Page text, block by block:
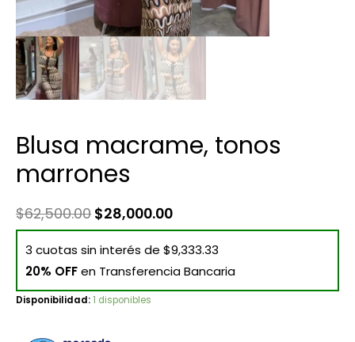
Blusa macrame, tonos
marrones
$62,500.00 $28,000.00
3 cuotas sin interés de $9,333.33
20% OFFen Transferencia Bancaria
Disponibilidad:1 disponibles